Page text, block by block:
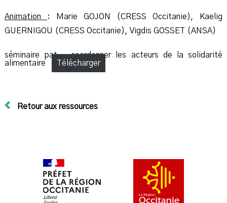
Animation
: Marie GOJON (CRESS Occitanie), Kaelig
GUERNIGOU (CRESS Occitanie), Vigdis GOSSET (ANSA)
séminaire pat – coordonner les acteurs de la solidarité
alimentaire
Télécharger
Retour aux ressources